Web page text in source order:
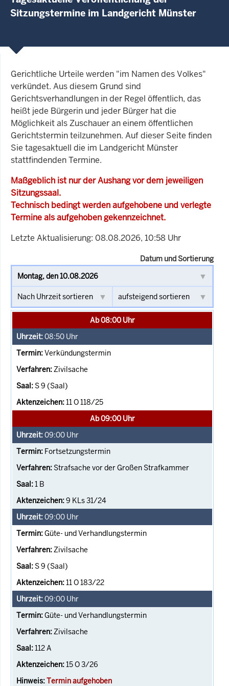
Sitzungstermine im Landgericht Münster
Gerichtliche Urteile werden "im Namen des Volkes"
verkündet. Aus diesem Grund sind
Gerichtsverhandlungen in der Regel öffentlich, das
heißt jede Bürgerin und jeder Bürger hat die
Möglichkeit als Zuschauer an einem öffentlichen
Gerichtstermin teilzunehmen. Auf dieser Seite finden
Sie tagesaktuell die im Landgericht Münster
stattfindenden Termine.
Maßgeblich ist nur der Aushang vor dem jeweiligen
Sitzungssaal.
Technisch bedingt werden aufgehobene und verlegte
Termine als aufgehoben gekennzeichnet.
Letzte Aktualisierung: 08.08.2026, 10:58 Uhr
Datum und Sortierung
Ab 08:00 Uhr
08:50 Uhr
Verkündungstermin
Zivilsache
S 9 (Saal)
11 O 118/25
Ab 09:00 Uhr
09:00 Uhr
Fortsetzungstermin
Strafsache vor der Großen Strafkammer
1 B
9 KLs 31/24
09:00 Uhr
Güte- und Verhandlungstermin
Zivilsache
S 9 (Saal)
11 O 183/22
09:00 Uhr
Güte- und Verhandlungstermin
Zivilsache
112 A
15 O 3/26
Termin aufgehoben